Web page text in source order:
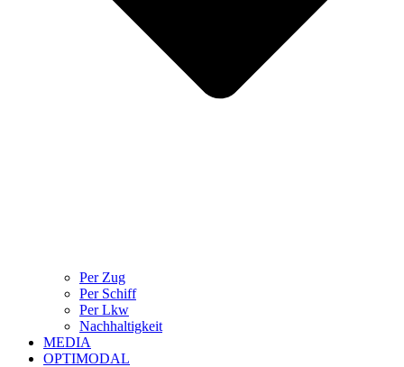
Per Zug
Per Schiff
Per Lkw
Nachhaltigkeit
MEDIA
OPTIMODAL